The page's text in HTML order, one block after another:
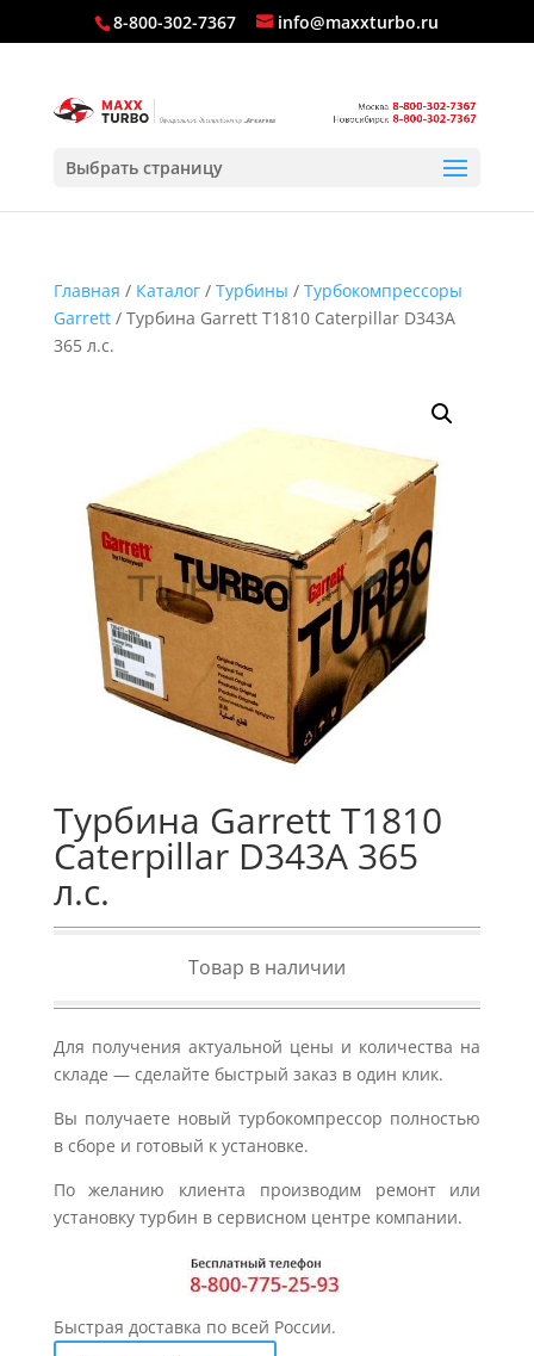
8-800-302-7367 info@maxxturbo.ru
Выбрать страницу
Главная / Каталог/ Турбины / Турбокомпрессоры
Garrett/ Турбина Garrett T1810 Caterpillar D343A
365 л.с.
Турбина Garrett T1810
Caterpillar D343A 365
л.с.
Товар в наличии
Для получения актуальной цены и количества на
складе — сделайте быстрый заказ в один клик.
Вы получаете новый турбокомпрессор полностью
в сборе и готовый к установке.
По желанию клиента производим ремонт или
установку турбин в сервисном центре компании.
Быстрая доставка по всей России.